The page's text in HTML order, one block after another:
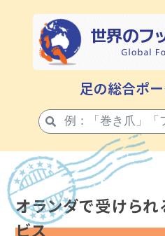
足の総合ポ
オランダで受けられ
ビス